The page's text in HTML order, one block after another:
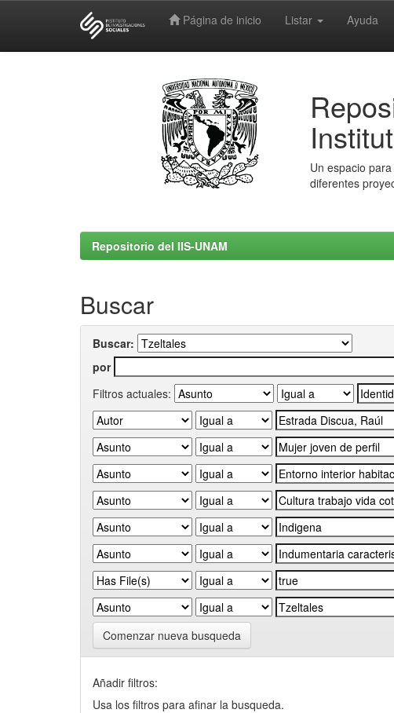
Página de inicio Listar Ayuda
Un espacio
diferentes
Repositorio del IIS-UNAM
Buscar
Buscar:
por
Filtros actuales:
Comenzar nueva busqueda
Añadir filtros:
Usa los filtros para afinar la busqueda.